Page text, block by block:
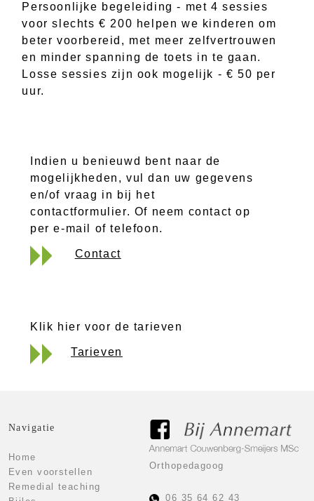
Persoonlijke begeleiding - met 4 sessies
voor slechts € 200 helpen we kinderen om
beter voorbereid, met meer zelfvertrouwen
en minder spanning de toets in te gaan.
Losse sessies zijn ook mogelijk - € 50 per
uur.
Indien u benieuwd bent naar de
mogelijkheden, vul dan uw gegevens
en/of vraag in bij het
contactformulier. Of neem contact op
per e-mail of telefoon.
Contact
Klik hier voor de tarieven
Tarieven
Navigatie
Home
Even voorstellen
Remedial teaching
Orthopedagoog
06 35 64 62 43